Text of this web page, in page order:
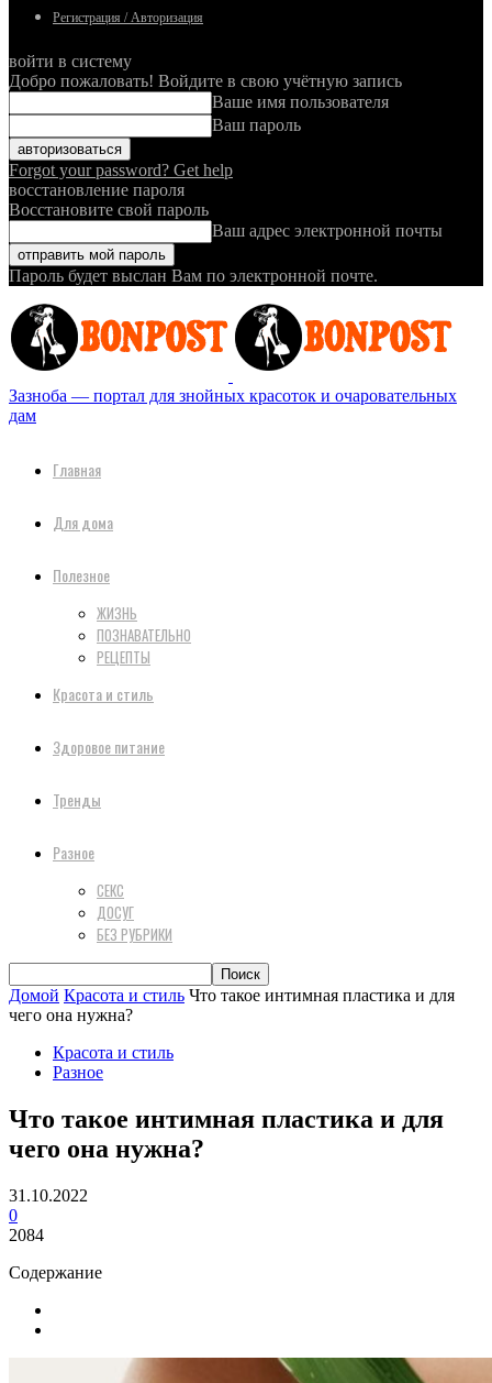
Регистрация / Авторизация
войти в систему
Добро пожаловать! Войдите в свою учётную запись
Ваше имя пользователя
Ваш пароль
Forgot your password? Get help
восстановление пароля
Восстановите свой пароль
Ваш адрес электронной почты
Пароль будет выслан Вам по электронной почте.
Зазноба — портал для знойных красоток и очаровательных
дам
Главная
Для дома
Полезное
ЖИЗНЬ
ПОЗНАВАТЕЛЬНО
РЕЦЕПТЫ
Красота и стиль
Здоровое питание
Тренды
Разное
СЕКС
ДОСУГ
БЕЗ РУБРИКИ
Домой Красота и стиль Что такое интимная пластика и для
чего она нужна?
Красота и стиль
Разное
Что такое интимная пластика и для
чего она нужна?
31.10.2022
0
2084
Содержание